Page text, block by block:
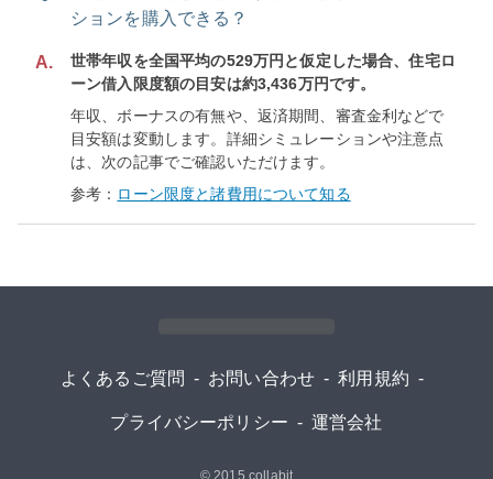
ションを購入できる？
A.
世帯年収を全国平均の529万円と仮定した場合、住宅ロ
ーン借入限度額の目安は約3,436万円です。
年収、ボーナスの有無や、返済期間、審査金利などで
目安額は変動します。詳細シミュレーションや注意点
は、次の記事でご確認いただけます。
参考： ローン限度と諸費用について知る
よくあるご質問 - お問い合わせ - 利用規約 -
プライバシーポリシー - 運営会社
© 2015 collabit